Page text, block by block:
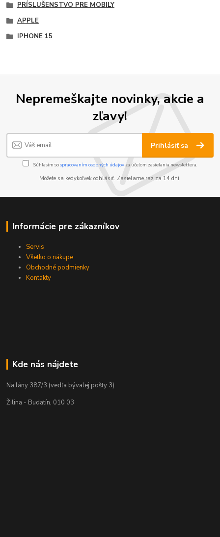
PRÍSLUŠENSTVO PRE MOBILY
APPLE
IPHONE 15
Nepremeškajte novinky, akcie a
zľavy!
Prihlásiť sa
Súhlasím sospracovaním osobných údajov za účelom zasielania newslettera.
Môžete sa kedykoľvek odhlásiť. Zasielame raz za 14 dní.
Informácie pre zákazníkov
Servis
Všetko o nákupe
Obchodné podmienky
Kontakty
Kde nás nájdete
Na lány 387/3 (vedľa bývalej pošty 3)
Žilina - Budatín, 010 03